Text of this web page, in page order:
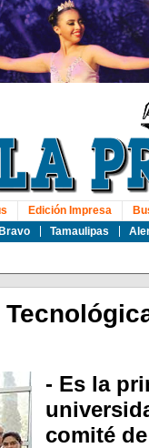
Tamaulipas
Edición Impresa
- Es la
comité